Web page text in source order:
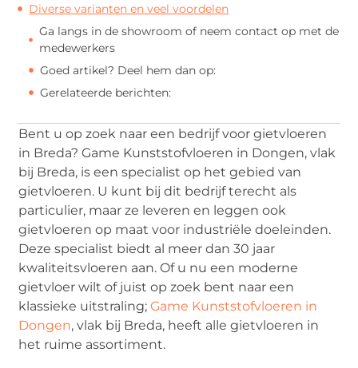
Diverse varianten en veel voordelen
Ga langs in de showroom of neem contact op met de
medewerkers
Goed artikel? Deel hem dan op:
Gerelateerde berichten:
Bent u op zoek naar een bedrijf voor gietvloeren
in Breda? Game Kunststofvloeren in Dongen, vlak
bij Breda, is een specialist op het gebied van
gietvloeren. U kunt bij dit bedrijf terecht als
particulier, maar ze leveren en leggen ook
gietvloeren op maat voor industriële doeleinden.
Deze specialist biedt al meer dan 30 jaar
kwaliteitsvloeren aan. Of u nu een moderne
gietvloer wilt of juist op zoek bent naar een
klassieke uitstraling;Game Kunststofvloeren in
Dongen, vlak bij Breda, heeft alle gietvloeren in
het ruime assortiment.